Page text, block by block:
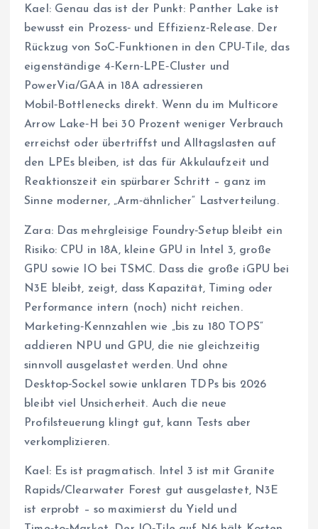
Kael: Genau das ist der Punkt: Panther Lake ist
bewusst ein Prozess‑ und Effizienz‑Release. Der
Rückzug von SoC‑Funktionen in den CPU‑Tile, das
eigenständige 4‑Kern‑LPE‑Cluster und
PowerVia/GAA in 18A adressieren
Mobil‑Bottlenecks direkt. Wenn du im Multicore
Arrow Lake‑H bei 30 Prozent weniger Verbrauch
erreichst oder übertriffst und Alltagslasten auf
den LPEs bleiben, ist das für Akkulaufzeit und
Reaktionszeit ein spürbarer Schritt – ganz im
Sinne moderner, „Arm‑ähnlicher“ Lastverteilung.
Zara: Das mehrgleisige Foundry‑Setup bleibt ein
Risiko: CPU in 18A, kleine GPU in Intel 3, große
GPU sowie IO bei TSMC. Dass die große iGPU bei
N3E bleibt, zeigt, dass Kapazität, Timing oder
Performance intern (noch) nicht reichen.
Marketing‑Kennzahlen wie „bis zu 180 TOPS“
addieren NPU und GPU, die nie gleichzeitig
sinnvoll ausgelastet werden. Und ohne
Desktop‑Sockel sowie unklaren TDPs bis 2026
bleibt viel Unsicherheit. Auch die neue
Profilsteuerung klingt gut, kann Tests aber
verkomplizieren.
Kael: Es ist pragmatisch. Intel 3 ist mit Granite
Rapids/Clearwater Forest gut ausgelastet, N3E
ist erprobt – so maximierst du Yield und